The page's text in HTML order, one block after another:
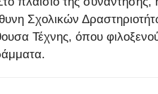
Σχολικών
Τέχνης, όπου